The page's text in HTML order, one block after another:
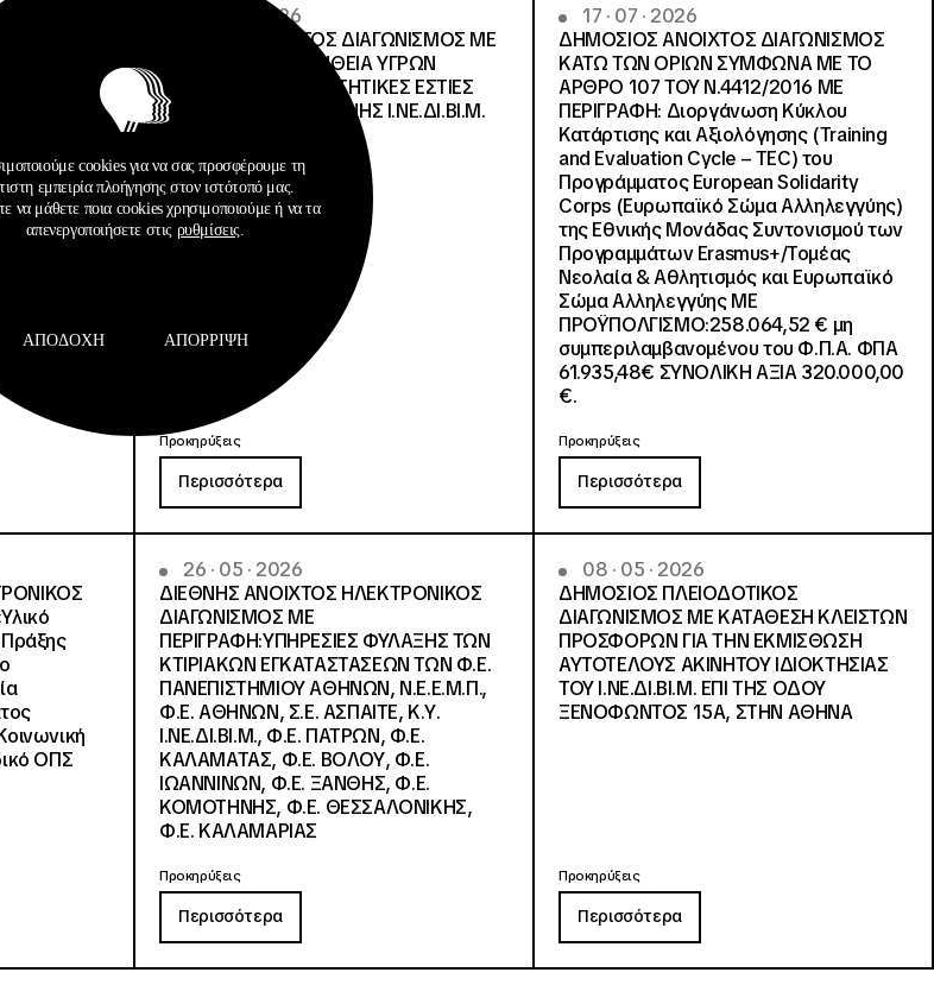
της
για το
ΟΠΣ
29 · 07 · 2026
ΔΙΕΘΝΗΣ ΑΝΟΙΧΤΟΣ ΔΙΑΓΩΝΙΣΜΟΣ ΜΕ
ΠΕΡΙΓΡΑΦΗ:ΠΡΟΜΗΘΕΙΑ ΥΓΡΩΝ
ΚΑΥΣΙΜΩΝ ΣΤΙΣ ΦΟΙΤΗΤΙΚΕΣ ΕΣΤΙΕΣ
ΔΙΑΧΕΙΡΙΣΤΙΚΗΣ ΕΥΘΥΝΗΣ Ι.ΝΕ.ΔΙ.ΒΙ.Μ.
Προκηρύξεις
Περισσότερα
17 · 07 · 2026
ΔΗΜΟΣΙΟΣ ΑΝΟΙΧΤΟΣ ΔΙΑΓΩΝΙΣΜΟΣ
ΚΑΤΩ ΤΩΝ ΟΡΙΩΝ ΣΥΜΦΩΝΑ ΜΕ ΤΟ
ΑΡΘΡΟ 107 ΤΟΥ Ν.4412/2016 ΜΕ
ΠΕΡΙΓΡΑΦΗ: Διοργάνωση Κύκλου
Κατάρτισης και Αξιολόγησης (Training
and Evaluation Cycle – TEC) του
Προγράμματος European Solidarity
Corps (Ευρωπαϊκό Σώμα Αλληλεγγύης)
της Εθνικής Μονάδας Συντονισμού των
Προγραμμάτων Erasmus+/Τομέας
Νεολαία & Αθλητισμός και Ευρωπαϊκό
Σώμα Αλληλεγγύης ΜΕ
ΠΡΟΫΠΟΛΓΙΣΜΟ:258.064,52 € μη
συμπεριλαμβανομένου του Φ.Π.Α. ΦΠΑ
61.935,48€ ΣΥΝΟΛΙΚΗ ΑΞΙΑ 320.000,00
€.
Προκηρύξεις
Περισσότερα
ΟΠΣ
26 · 05 · 2026
ΔΙΕΘΝΗΣ ΑΝΟΙΧΤΟΣ ΗΛΕΚΤΡΟΝΙΚΟΣ
ΔΙΑΓΩΝΙΣΜΟΣ ΜΕ
ΠΕΡΙΓΡΑΦΗ:ΥΠΗΡΕΣΙΕΣ ΦΥΛΑΞΗΣ ΤΩΝ
ΚΤΙΡΙΑΚΩΝ ΕΓΚΑΤΑΣΤΑΣΕΩΝ ΤΩΝ Φ.Ε.
ΠΑΝΕΠΙΣΤΗΜΙΟΥ ΑΘΗΝΩΝ, Ν.Ε.Ε.Μ.Π.,
Φ.Ε. ΑΘΗΝΩΝ, Σ.Ε. ΑΣΠΑΙΤΕ, Κ.Υ.
Ι.ΝΕ.ΔΙ.ΒΙ.Μ., Φ.Ε. ΠΑΤΡΩΝ, Φ.Ε.
ΚΑΛΑΜΑΤΑΣ, Φ.Ε. ΒΟΛΟΥ, Φ.Ε.
ΙΩΑΝΝΙΝΩΝ, Φ.Ε. ΞΑΝΘΗΣ, Φ.Ε.
ΚΟΜΟΤΗΝΗΣ, Φ.Ε. ΘΕΣΣΑΛΟΝΙΚΗΣ,
Φ.Ε. ΚΑΛΑΜΑΡΙΑΣ
Προκηρύξεις
Περισσότερα
08 · 05 · 2026
ΔΗΜΟΣΙΟΣ ΠΛΕΙΟΔΟΤΙΚΟΣ
ΔΙΑΓΩΝΙΣΜΟΣ ΜΕ ΚΑΤΑΘΕΣΗ ΚΛΕΙΣΤΩΝ
ΠΡΟΣΦΟΡΩΝ ΓΙΑ ΤΗΝ ΕΚΜΙΣΘΩΣΗ
ΑΥΤΟΤΕΛΟΥΣ ΑΚΙΝΗΤΟΥ ΙΔΙΟΚΤΗΣΙΑΣ
ΤΟΥ Ι.ΝΕ.ΔΙ.ΒΙ.Μ. ΕΠΙ ΤΗΣ ΟΔΟΥ
ΞΕΝΟΦΩΝΤΟΣ 15Α, ΣΤΗΝ ΑΘΗΝΑ
Προκηρύξεις
Περισσότερα
cookies για να σας προσφέρουμε τη
εμπειρία πλοήγησης στον ιστότοπό μας.
να μάθετε ποια cookies χρησιμοποιούμε ή να τα
απενεργοποιήσετε στις ρυθμίσεις
ΑΠΟΔΟΧΉ ΑΠΌΡΡΙΨΗ